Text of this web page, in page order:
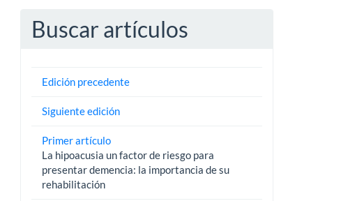
Buscar artículos
Edición precedente
Siguiente edición
Primer artículo
La hipoacusia un factor de riesgo para
presentar demencia: la importancia de su
rehabilitación